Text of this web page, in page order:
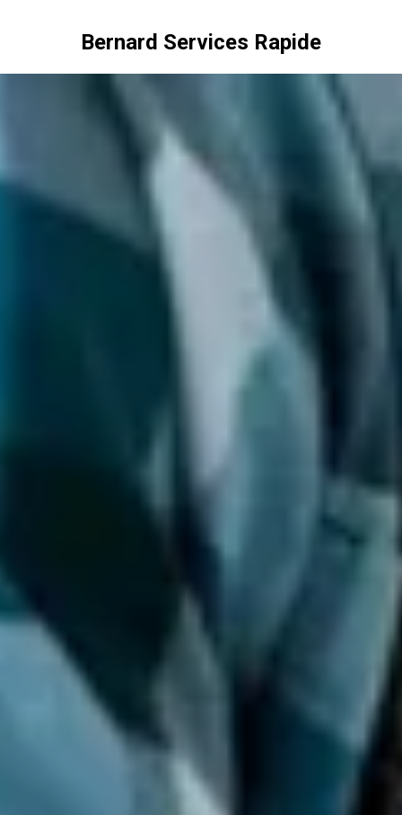
Bernard Services Rapide